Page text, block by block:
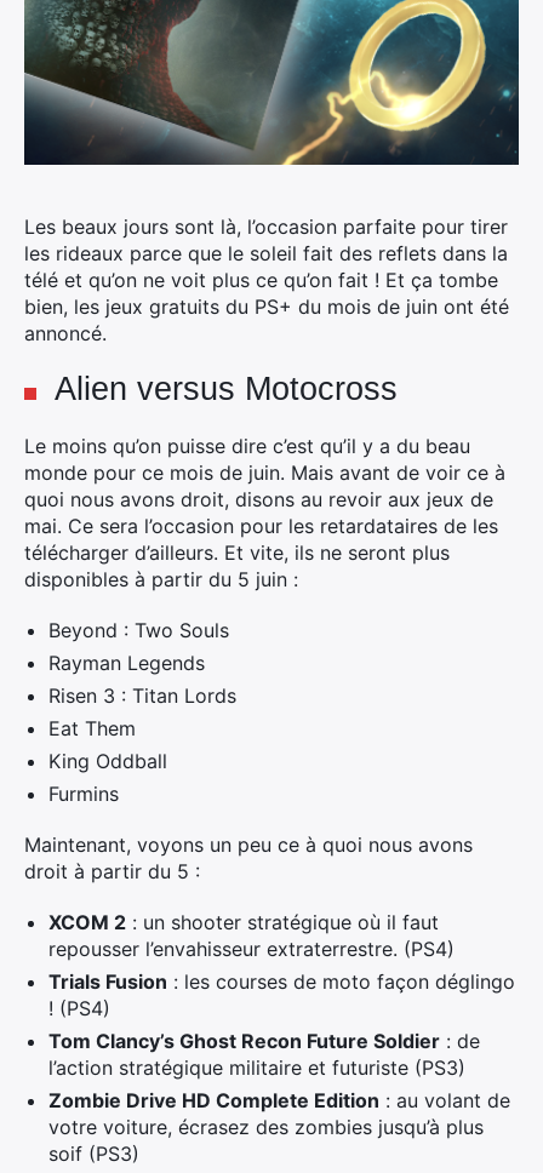
Les beaux jours sont là, l’occasion parfaite pour tirer
les rideaux parce que le soleil fait des reflets dans la
télé et qu’on ne voit plus ce qu’on fait ! Et ça tombe
bien, les jeux gratuits du PS+ du mois de juin ont été
annoncé.
Alien versus Motocross
Le moins qu’on puisse dire c’est qu’il y a du beau
monde pour ce mois de juin. Mais avant de voir ce à
quoi nous avons droit, disons au revoir aux jeux de
mai. Ce sera l’occasion pour les retardataires de les
télécharger d’ailleurs. Et vite, ils ne seront plus
disponibles à partir du 5 juin :
Beyond : Two Souls
Rayman Legends
Risen 3 : Titan Lords
Eat Them
King Oddball
Furmins
Maintenant, voyons un peu ce à quoi nous avons
droit à partir du 5 :
XCOM 2 : un shooter stratégique où il faut
repousser l’envahisseur extraterrestre. (PS4)
Trials Fusion : les courses de moto façon déglingo
! (PS4)
Tom Clancy’s Ghost Recon Future Soldier : de
l’action stratégique militaire et futuriste (PS3)
Zombie Drive HD Complete Edition : au volant de
votre voiture, écrasez des zombies jusqu’à plus
soif (PS3)